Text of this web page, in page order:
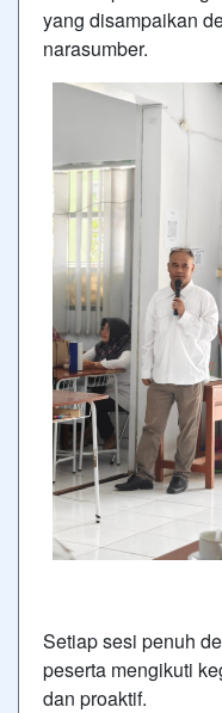
yang disampaikan
narasumber.
Setiap sesi penuh
peserta mengikuti
dan proaktif.